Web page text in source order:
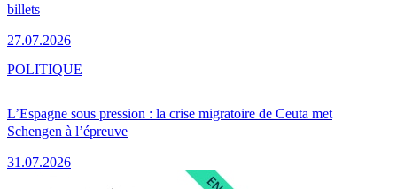
billets
27.07.2026
L’Espagne sous pression : la crise migratoire de Ceuta met
Schengen à l’épreuve
31.07.2026
POLITIQUE